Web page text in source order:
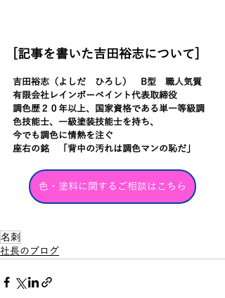
[記事を書いた吉田裕志について]
吉田裕志（よしだ　ひろし）　B型　職人気質
有限会社レインボーペイント代表取締役
調色歴２０年以上、国家資格である単一等級調
色技能士、一級塗装技能士を持ち、
今でも調色に情熱を注ぐ
座右の銘　「背中の汚れは調色マンの恥だ」
色・塗料に関するご相談はこちら
名刺
社長のブログ